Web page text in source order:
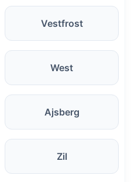
Vestfrost
West
Ajsberg
Zil